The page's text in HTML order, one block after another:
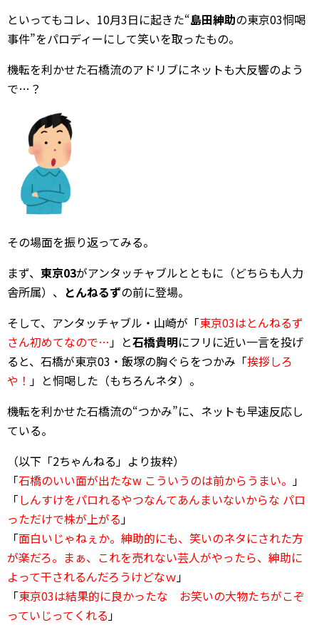
といってもコレ、10月3日に起きた“島田紳助の東京03恫喝
事件”をパロディーにして笑いを取ったもの。
機転を利かせた石橋流のアドリブにネットも大反響のよう
で…？
その場面を振り返ってみる。
まず、 東京03がアンタッチャブルとともに（どちらも人力
舎所属）、 とんねるずの前に登場。
そして、アンタッチャブル・山崎が「東京03はとんねるず
さん初めてなので…」と石橋貴明にフリに近い一言を投げ
ると、石橋が東京03・飯塚の胸ぐらをつかみ「挨拶しろ
や！ 」と恫喝した（もちろんネタ）。
機転を利かせた石橋流の“つかみ”に、ネットも早速反応し
ている。
（以下「2ちゃんねる」より抜粋）
「石橋のいい面が出たなw こういうのは前からうまい。 」
「しんすけをパロれるやつなんてあんまいないからな パロ
っただけで株が上がる」
「面白いじゃねぇか。紳助的にも、笑いのネタにされた方
が楽だろ。まぁ、これを売れない芸人がやったら、紳助に
よって干されるんだろうけどなｗ」
「東京03は結果的に良かったな お笑いの大物たちがこぞ
っていじってくれる」